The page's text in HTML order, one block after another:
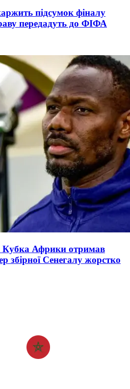
підсумок фіналу
передадуть до ФІФА
Кубка Африки отримав
збірної Сенегалу жорстко